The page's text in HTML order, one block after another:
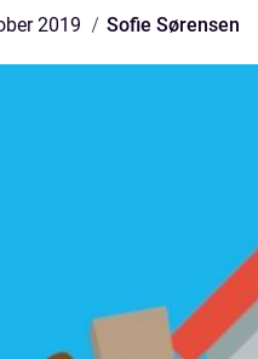
2019 Sofie Sørensen